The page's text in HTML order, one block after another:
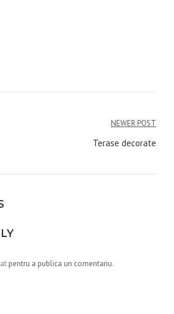
NEWER POST
Terase decorate
pentru a publica un comentariu.